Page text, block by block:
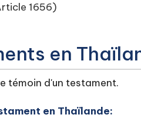
1656)
en
témoin d'un testament.
en Thaïlande:‍